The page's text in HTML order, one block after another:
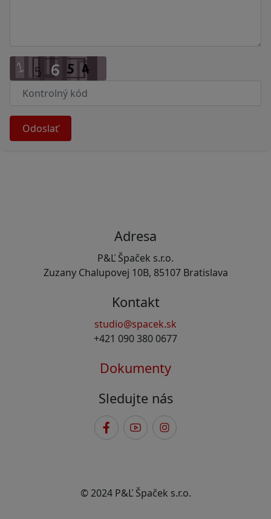
Odoslať
Adresa
P&Ľ Špaček s.r.o.
Zuzany Chalupovej 10B, 85107 Bratislava
Kontakt
studio@spacek.sk
+421 090 380 0677
Dokumenty
Sledujte nás
© 2024 P&Ľ Špaček s.r.o.